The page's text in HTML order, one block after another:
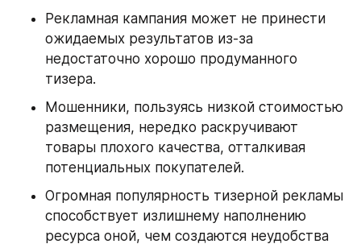
Рекламная кампания может не принести
ожидаемых результатов из-за
недостаточно хорошо продуманного
тизера.
Мошенники, пользуясь низкой стоимостью
размещения, нередко раскручивают
товары плохого качества, отталкивая
потенциальных покупателей.
Огромная популярность тизерной рекламы
способствует излишнему наполнению
ресурса оной, чем создаются неудобства